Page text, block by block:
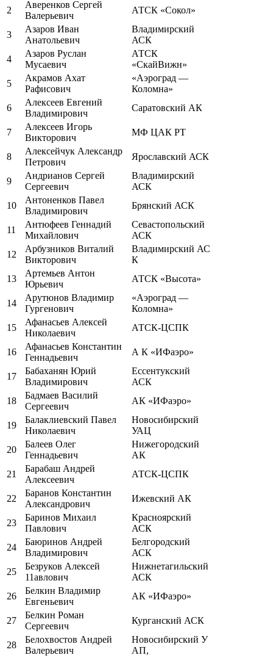
2
Аверенков Сергей
Валерьевич
АТСК «Сокол»
3
Азаров Иван
Анатольевич
Владимирский
АСК
4
Азаров Руслан
Мусаевич
АТСК
«СкайВижн»
5
Акрамов Ахат
Рафисович
«Аэроград —
Коломна»
6
Алексеев Евгений
Владимирович
Саратовский АК
7
Алексеев Игорь
Викторович
МФ ЦАК РТ
8
Алексейчук Александр
Петрович
Ярославский АСК
9
Андрианов Сергей
Сергеевич
Владимирский
АСК
10
Антоненков Павел
Владимирович
Брянский АСК
11
Антюфеев Геннадий
Михайлович
Севастопольский
АСК
12
Арбузников Виталий
Викторович
Владимирский АС
К
13
Артемьев Антон
Юрьевич
АТСК «Высота»
14
Арутюнов Владимир
Гургенович
«Аэроград —
Коломна»
15
Афанасьев Алексей
Николаевич
АТСК-ЦСПК
16
Афанасьев Константин
Геннадьевич
А К «ИФаэро»
17
Бабаханян Юрий
Владимирович
Ессентукский
АСК
18
Бадмаев Василий
Сергеевич
АК «ИФаэро»
19
Балаклиевский Павел
Николаевич
Новосибирский
УАЦ
20
Балеев Олег
Геннадьевич
Нижегородский
АК
21
Барабаш Андрей
Алексеевич
АТСК-ЦСПК
22
Баранов Константин
Александрович
Ижевский АК
23
Баринов Михаил
Павлович
Красноярский
АСК
24
Баюринов Андрей
Владимирович
Белгородский
АСК
25
Безруков Алексей
11авлович
Нижнетагильский
АСК
26
Белкин Владимир
Евгеньевич
АК «ИФаэро»
27
Белкин Роман
Сергеевич
Курганский АСК
28
Белохвостов Андрей
Валерьевич
Новосибирский У
АП,